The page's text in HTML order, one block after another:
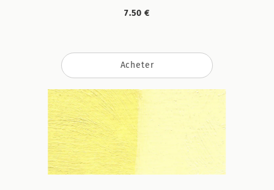
7.50 €
Acheter